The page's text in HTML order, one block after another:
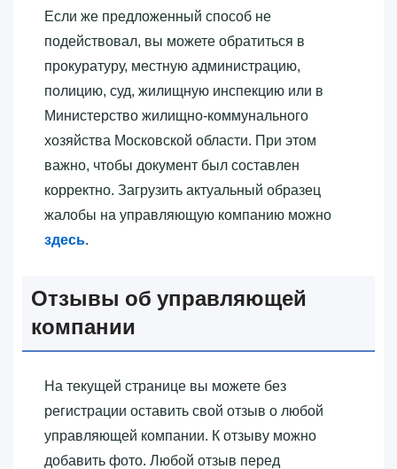
Если же предложенный способ не
подействовал, вы можете обратиться в
прокуратуру, местную администрацию,
полицию, суд, жилищную инспекцию или в
Министерство жилищно-коммунального
хозяйства Московской области. При этом
важно, чтобы документ был составлен
корректно. Загрузить актуальный образец
жалобы на управляющую компанию можно
здесь.
Отзывы об управляющей
компании
На текущей странице вы можете без
регистрации оставить свой отзыв о любой
управляющей компании. К отзыву можно
добавить фото. Любой отзыв перед